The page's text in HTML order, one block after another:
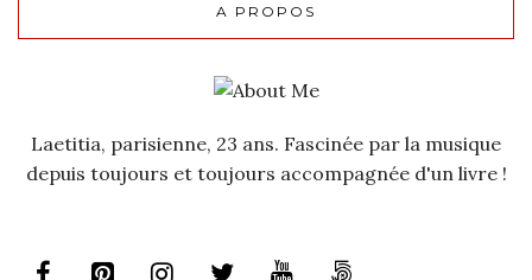
A PROPOS
Laetitia, parisienne, 23 ans. Fascinée par la musique
depuis toujours et toujours accompagnée d'un livre !